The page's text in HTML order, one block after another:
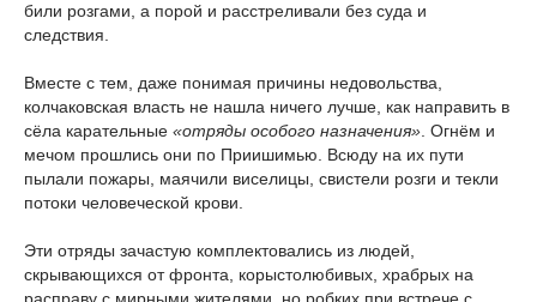
били розгами, а порой и расстреливали без суда и
следствия.
Вместе с тем, даже понимая причины недовольства,
колчаковская власть не нашла ничего лучше, как направить в
сёла карательные «отряды особого назначения» . Огнём и
мечом прошлись они по Приишимью. Всюду на их пути
пылали пожары, маячили виселицы, свистели розги и текли
потоки человеческой крови.
Эти отряды зачастую комплектовались из людей,
скрывающихся от фронта, корыстолюбивых, храбрых на